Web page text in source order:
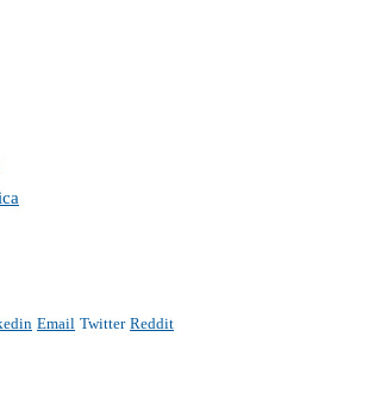
Email Twitter Reddit